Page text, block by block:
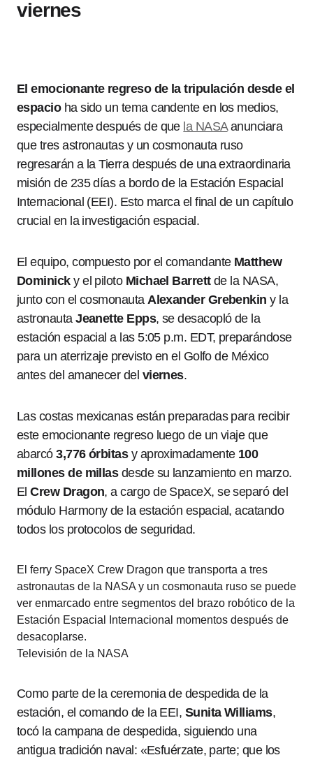
viernes
El emocionante regreso de la tripulación desde el
espacioha sido un tema candente en los medios,
especialmente después de que la NASAanunciara
que tres astronautas y un cosmonauta ruso
regresarán a la Tierra después de una extraordinaria
misión de 235 días a bordo de la Estación Espacial
Internacional (EEI). Esto marca el final de un capítulo
crucial en la investigación espacial.
El equipo, compuesto por el comandante Matthew
Dominicky el piloto Michael Barrettde la NASA,
junto con el cosmonautaAlexander Grebenkin y la
astronautaJeanette Epps, se desacopló de la
estación espacial a las 5:05 p.m. EDT, preparándose
para un aterrizaje previsto en el Golfo de México
antes del amanecer del viernes.
Las costas mexicanas están preparadas para recibir
este emocionante regreso luego de un viaje que
abarcó3,776 órbitasy aproximadamente 100
millones de millasdesde su lanzamiento en marzo.
ElCrew Dragon, a cargo de SpaceX, se separó del
módulo Harmony de la estación espacial, acatando
todos los protocolos de seguridad.
El ferry SpaceX Crew Dragon que transporta a tres
astronautas de la NASA y un cosmonauta ruso se puede
ver enmarcado entre segmentos del brazo robótico de la
Estación Espacial Internacional momentos después de
desacoplarse.
Televisión de la NASA
Como parte de la ceremonia de despedida de la
estación, el comando de la EEI, Sunita Williams,
tocó la campana de despedida, siguiendo una
antigua tradición naval: «Esfuérzate, parte; que los